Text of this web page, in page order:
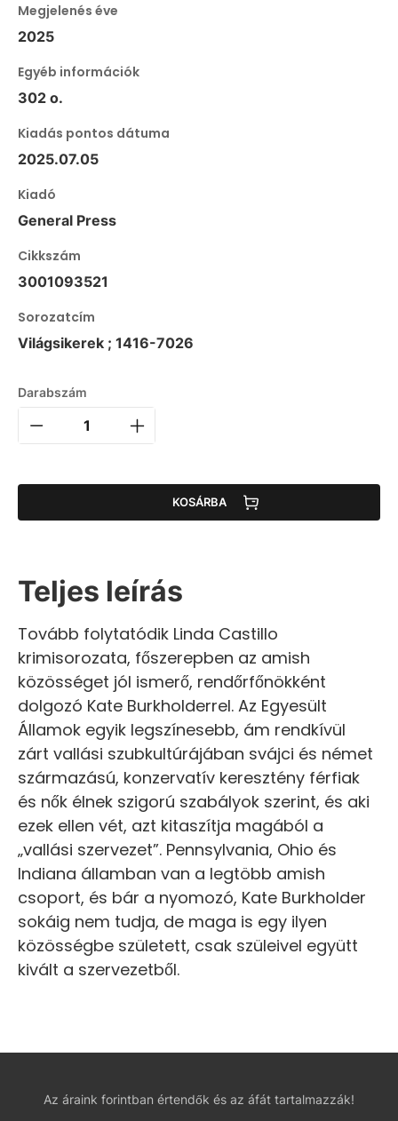
Megjelenés éve
2025
Egyéb információk
302 o.
Kiadás pontos dátuma
2025.07.05
Kiadó
General Press
Cikkszám
3001093521
Sorozatcím
Világsikerek ; 1416-7026
Darabszám
KOSÁRBA
Teljes leírás
Tovább folytatódik Linda Castillo
krimisorozata, főszerepben az amish
közösséget jól ismerő, rendőrfőnökként
dolgozó Kate Burkholderrel. Az Egyesült
Államok egyik legszínesebb, ám rendkívül
zárt vallási szubkultúrájában svájci és német
származású, konzervatív keresztény férfiak
és nők élnek szigorú szabályok szerint, és aki
ezek ellen vét, azt kitaszítja magából a
„vallási szervezet”. Pennsylvania, Ohio és
Indiana államban van a legtöbb amish
csoport, és bár a nyomozó, Kate Burkholder
sokáig nem tudja, de maga is egy ilyen
közösségbe született, csak szüleivel együtt
kivált a szervezetből.
Az áraink forintban értendők és az áfát tartalmazzák!